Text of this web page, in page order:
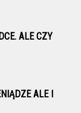
ALE CZY
ALE I